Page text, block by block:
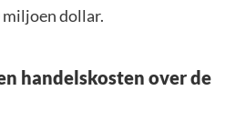
miljoen dollar.
handelskosten over de